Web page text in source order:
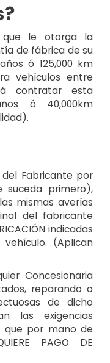
que le otorga la
de fábrica de su
ó 125,000 km
vehículos entre
contratar esta
ó 40,000km
Fabricante por
primero),
mismas averías
del fabricante
indicadas
(Aplican
Concesionaria
reparando o
de dicho
las exigencias
que por mano de
PAGO DE